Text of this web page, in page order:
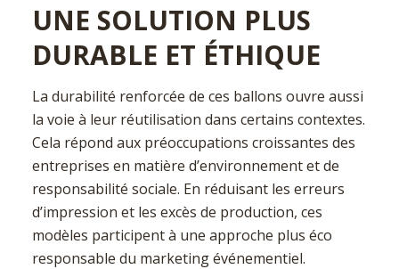
UNE SOLUTION PLUS
DURABLE ET ÉTHIQUE
La durabilité renforcée de ces ballons ouvre aussi
la voie à leur réutilisation dans certains contextes.
Cela répond aux préoccupations croissantes des
entreprises en matière d’environnement et de
responsabilité sociale. En réduisant les erreurs
d’impression et les excès de production, ces
modèles participent à une approche plus éco
responsable du marketing événementiel.